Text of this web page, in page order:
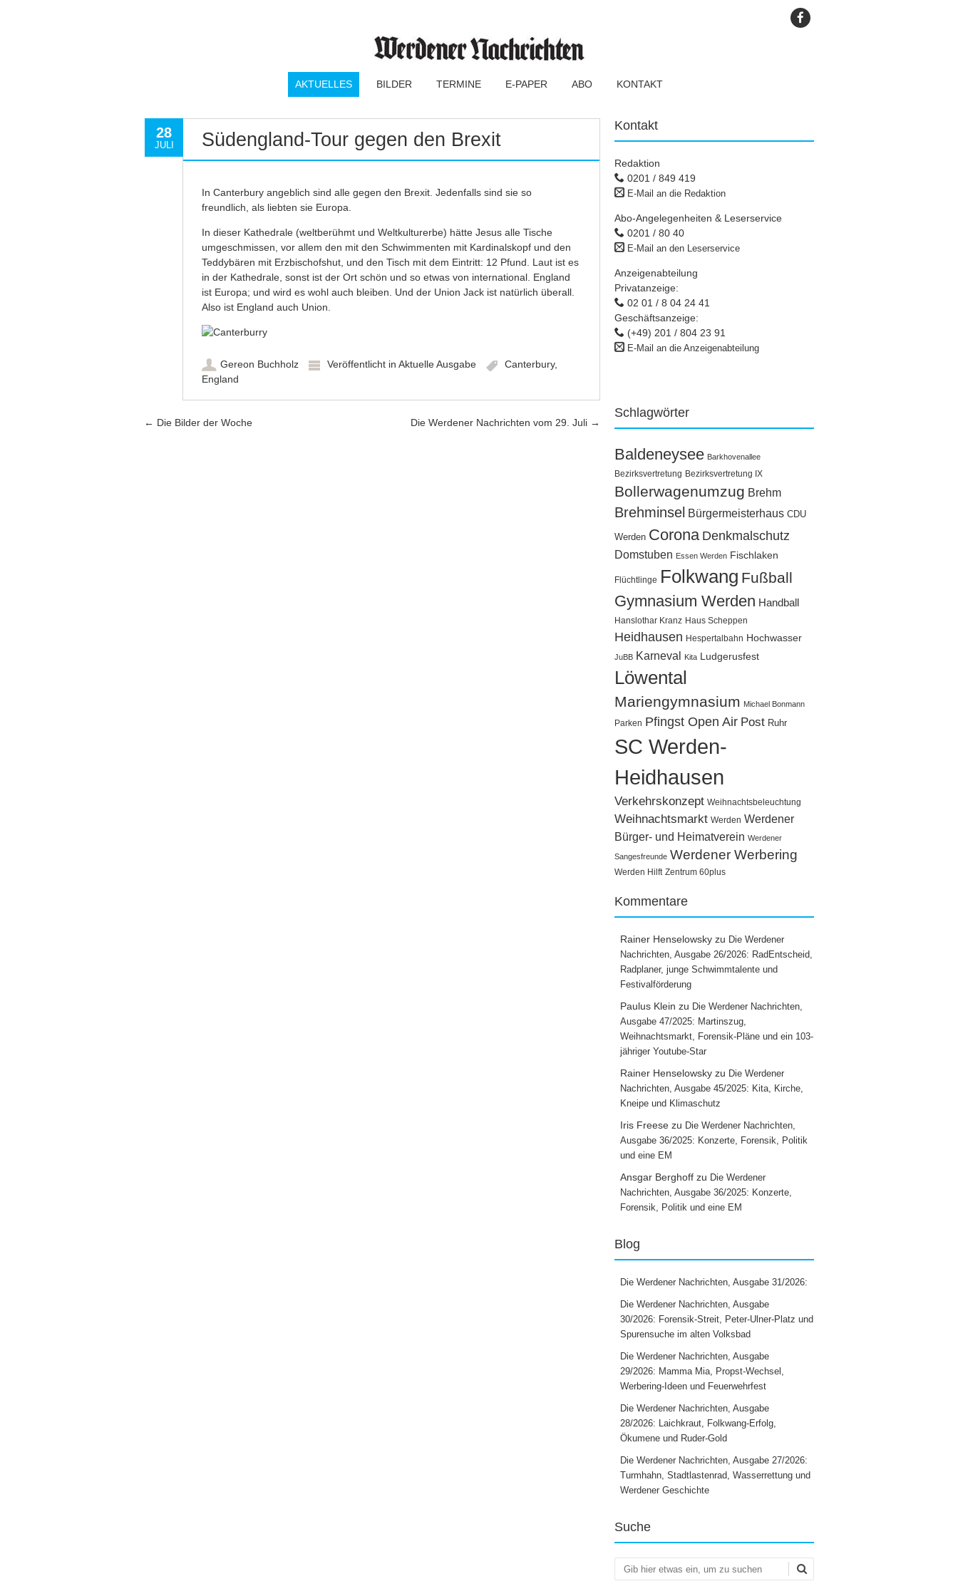
AKTUELLES BILDER TERMINE E-PAPER ABO KONTAKT
28
JULI Südengland-Tour gegen den Brexit
In Canterbury angeblich sind alle gegen den Brexit. Jedenfalls sind sie so
freundlich, als liebten sie Europa.
In dieser Kathedrale (weltberühmt und Weltkulturerbe) hätte Jesus alle Tische
umgeschmissen, vor allem den mit den Schwimmenten mit Kardinalskopf und den
Teddybären mit Erzbischofshut, und den Tisch mit dem Eintritt: 12 Pfund. Laut ist es
in der Kathedrale, sonst ist der Ort schön und so etwas von international. England
ist Europa; und wird es wohl auch bleiben. Und der Union Jack ist natürlich überall.
Also ist England auch Union.
Gereon Buchholz Veröffentlicht in Aktuelle Ausgabe Canterbury,
England
Artikel-Navigation
← Die Bilder der Woche Die Werdener Nachrichten vom 29. Juli →
Kontakt
Redaktion
0201 / 849 419
E-Mail an die Redaktion
Abo-Angelegenheiten & Leserservice
0201 / 80 40
E-Mail an den Leserservice
Anzeigenabteilung
Privatanzeige:
02 01 / 8 04 24 41
Geschäftsanzeige:
(+49) 201 / 804 23 91
E-Mail an die Anzeigenabteilung
Schlagwörter
Baldeneysee Barkhovenallee
Bezirksvertretung Bezirksvertretung IX
Bollerwagenumzug Brehm
Brehminsel Bürgermeisterhaus CDU
Werden Corona Denkmalschutz
Domstuben Essen Werden Fischlaken
Flüchtlinge Folkwang Fußball
Gymnasium Werden Handball
Hanslothar Kranz Haus Scheppen
Heidhausen Hespertalbahn Hochwasser
JuBB Karneval Kita Ludgerusfest
Löwental
Mariengymnasium Michael Bonmann
Parken Pfingst Open Air Post Ruhr
SC Werden-
Heidhausen
Verkehrskonzept Weihnachtsbeleuchtung
Weihnachtsmarkt Werden Werdener
Bürger- und Heimatverein Werdener
Sangesfreunde Werdener Werbering
Werden Hilft Zentrum 60plus
Kommentare
Rainer Henselowsky zu Die Werdener
Nachrichten, Ausgabe 26/2026: RadEntscheid,
Radplaner, junge Schwimmtalente und
Festivalförderung
Paulus Klein zu Die Werdener Nachrichten,
Ausgabe 47/2025: Martinszug,
Weihnachtsmarkt, Forensik-Pläne und ein 103-
jähriger Youtube-Star
Rainer Henselowsky zu Die Werdener
Nachrichten, Ausgabe 45/2025: Kita, Kirche,
Kneipe und Klimaschutz
Iris Freese zu Die Werdener Nachrichten,
Ausgabe 36/2025: Konzerte, Forensik, Politik
und eine EM
Ansgar Berghoff zu Die Werdener
Nachrichten, Ausgabe 36/2025: Konzerte,
Forensik, Politik und eine EM
Blog
Die Werdener Nachrichten, Ausgabe 31/2026:
Die Werdener Nachrichten, Ausgabe
30/2026: Forensik-Streit, Peter-Ulner-Platz und
Spurensuche im alten Volksbad
Die Werdener Nachrichten, Ausgabe
29/2026: Mamma Mia, Propst-Wechsel,
Werbering-Ideen und Feuerwehrfest
Die Werdener Nachrichten, Ausgabe
28/2026: Laichkraut, Folkwang-Erfolg,
Ökumene und Ruder-Gold
Die Werdener Nachrichten, Ausgabe 27/2026:
Turmhahn, Stadtlastenrad, Wasserrettung und
Werdener Geschichte
Suche
Suchen